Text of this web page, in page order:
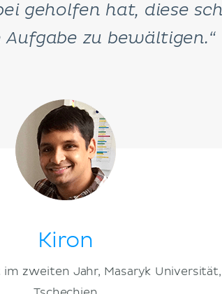
geholfen hat, diese
Aufgabe zu bewältigen.“
Kiron
zweiten Jahr, Masaryk Universität,